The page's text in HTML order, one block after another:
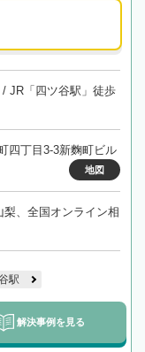
JR「四ツ谷駅」徒歩
四丁目3-3新麴町ビル
地図
、全国オンライン相
駅
解決事例を見る